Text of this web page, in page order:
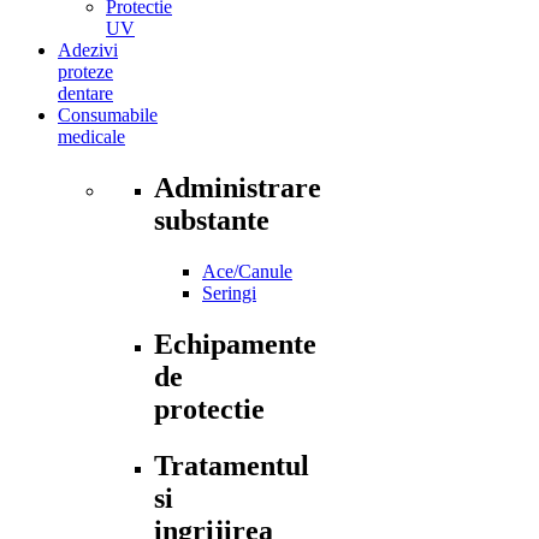
Protectie
UV
Adezivi
proteze
dentare
Consumabile
medicale
Administrare
substante
Ace/Canule
Seringi
Echipamente
de
protectie
Tratamentul
si
ingrijirea